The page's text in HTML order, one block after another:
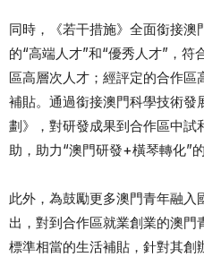
同時，《若干措施》全面銜接
的“高端人才”和“優秀人才”，
區高層次人才；經評定的合作
補貼。通過銜接澳門科學技術發
劃》，對研發成果到合作區中試
助，助力“澳門研發+橫琴轉化”
此外，為鼓勵更多澳門青年融
出，對到合作區就業創業的澳
標準相當的生活補貼，針對其